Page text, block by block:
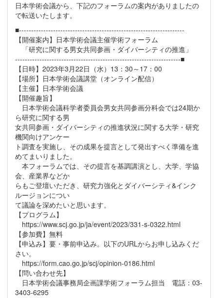
日本学術会議から、下記のフォーラムの案内がありましたの
で転送いたします。
■--------------------------------------------------------------------
【開催案内】日本学術会議主催学術フォーラム
「研究に関する男女共同参画・ダイバーシティの推進」
--------------------------------------------------------------------■
【日時】2023年3月22日（水）13：30～17：00
【場所】日本学術会議講堂（オンライン配信）
【主催】日本学術会議
【開催趣旨】
日本学術会議科学者委員会男女共同参画分科会では24期か
ら研究に関する男
女共同参画・ダイバーシティの推進状況に関する大学・研究
機関向けアンケー
ト調査を実施し、その成果を提言として発出すべく準備を進
めてまいりました。
本フォーラムでは、その提言を基調講演とし、大学、学協
会、産業界などか
らもご登壇いただき、研究力強化とダイバーシティ&インク
ルージョンについ
て議論を深めたいと思います。
【プログラム】
https://www.scj.go.jp/ja/event/2023/331-s-0322.html
【参加費】無料
【申込み】要・事前申込み。以下のURLからお申し込みくだ
さい。
https://form.cao.go.jp/scj/opinion-0186.html
【問い合わせ先】
日本学術会議事務局企画課学術フォーラム担当 電話：03-
3403-6295